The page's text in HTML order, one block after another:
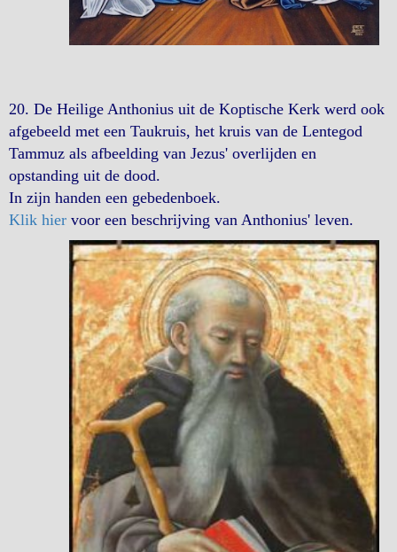
20. De Heilige Anthonius uit de Koptische Kerk werd ook
afgebeeld met een Taukruis, het kruis van de Lentegod
Tammuz als afbeelding van Jezus' overlijden en
opstanding uit de dood.
In zijn handen een gebedenboek.
Klik hier voor een beschrijving van Anthonius' leven.